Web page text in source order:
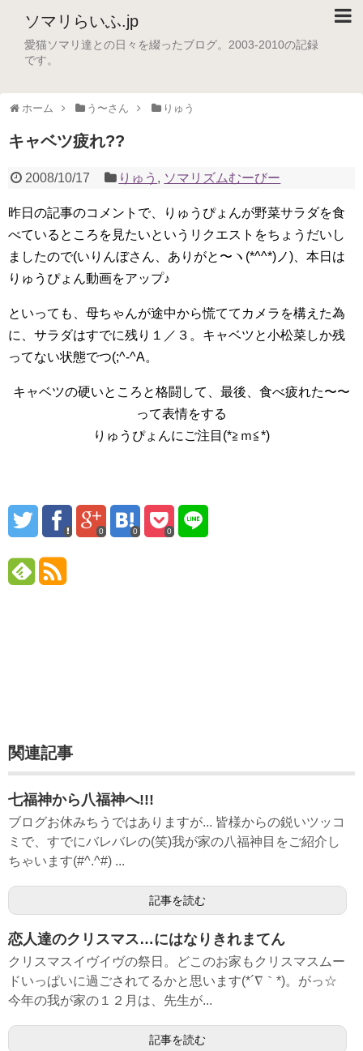
ソマリらいふ.jp
愛猫ソマリ達との日々を綴ったブログ。2003-2010の記録
です。
ホーム う〜さん りゅう
キャベツ疲れ??
2008/10/17 りゅう , ソマリズムむーびー
昨日の記事のコメントで、りゅうぴょんが野菜サラダを食
べているところを見たいというリクエストをちょうだいし
ましたので(いりんぼさん、ありがと〜ヽ(*^^*)ノ)、本日は
りゅうぴょん動画をアップ♪
といっても、母ちゃんが途中から慌ててカメラを構えた為
に、サラダはすでに残り１／３。キャベツと小松菜しか残
ってない状態でつ(;^-^A。
キャベツの硬いところと格闘して、最後、食べ疲れた〜〜
って表情をする
りゅうぴょんにご注目(*≧ｍ≦*)
0 0 0
関連記事
七福神から八福神へ!!!
ブログお休みちうではありますが... 皆様からの鋭いツッコ
ミで、すでにバレバレの(笑)我が家の八福神目をご紹介し
ちゃいます(#^.^#) ...
記事を読む
恋人達のクリスマス…にはなりきれまてん
クリスマスイヴイヴの祭日。どこのお家もクリスマスムー
ドいっぱいに過ごされてるかと思います(*´∇｀*)。がっ☆
今年の我が家の１２月は、先生が...
記事を読む